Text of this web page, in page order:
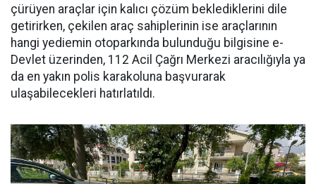
çürüyen araçlar için kalıcı çözüm beklediklerini dile
getirirken, çekilen araç sahiplerinin ise araçlarının
hangi yediemin otoparkında bulunduğu bilgisine e-
Devlet üzerinden, 112 Acil Çağrı Merkezi aracılığıyla ya
da en yakın polis karakoluna başvurarak
ulaşabilecekleri hatırlatıldı.